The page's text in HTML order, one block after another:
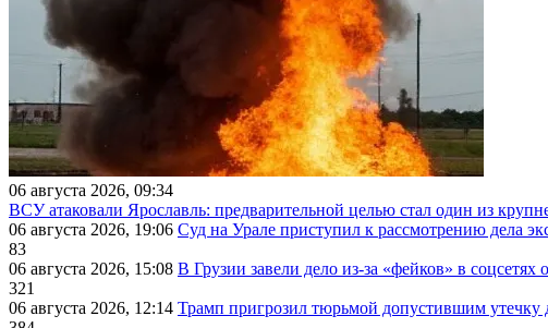
06 августа 2026, 09:34
ВСУ атаковали Ярославль: предварительной целью стал один из
06 августа 2026, 19:06 Суд на Урале приступил к рассмотрению дела
83
06 августа 2026, 15:08 В Грузии завели дело из-за «фейков» в
321
06 августа 2026, 12:14 Трамп пригрозил тюрьмой допустившим